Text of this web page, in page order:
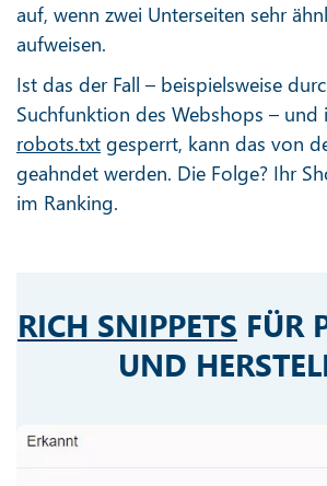
auf, wenn zwei Unterseiten sehr
aufweisen.
Ist das der Fall – beispielsweise
Suchfunktion des Webshops – und
robots.txt gesperrt, kann das von
geahndet werden. Die Folge? Ihr
im Ranking.
RICH SNIPPETS FÜR
UND